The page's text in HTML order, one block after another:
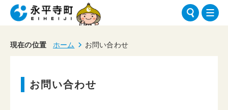
現在の位置 ホーム お問い合わせ
お問い合わせ